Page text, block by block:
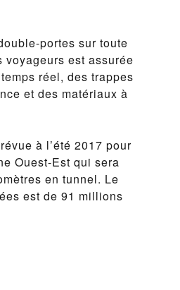
portes sur toute
est assurée
réel, des trappes
et des matériaux à
à l’été 2017 pour
Ouest-Est qui sera
en tunnel. Le
est de 91 millions